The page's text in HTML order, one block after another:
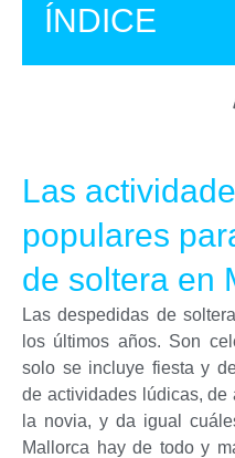
ÍNDICE
Las
populares
de soltera en
Las despedidas de
los últimos años. Son
solo se incluye fiesta y
de actividades lúdicas, de
la novia, y da igual
Mallorca hay de todo y